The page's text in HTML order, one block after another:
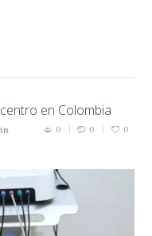
en Colombia
in
0 0 0